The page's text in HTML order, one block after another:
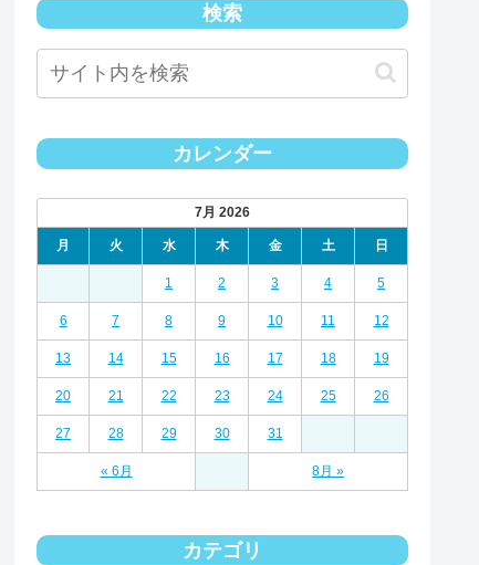
検索
カレンダー
7月 2026
月 火 水 木 金 土 日
1 2 3 4 5
6 7 8 9 10 11 12
13 14 15 16 17 18 19
20 21 22 23 24 25 26
27 28 29 30 31
« 6月 8月 »
カテゴリ